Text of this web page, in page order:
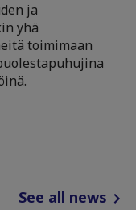
ja
yhä
toimimaan
See all news